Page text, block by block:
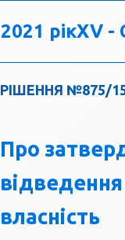
2021 рікXV -
РІШЕННЯ №875/
Про
відведення
власність